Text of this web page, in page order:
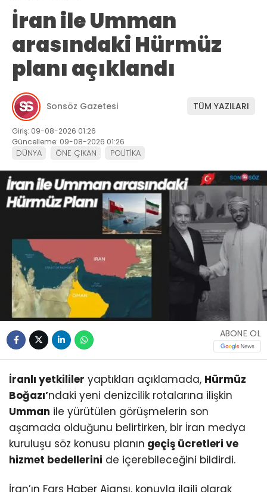
İran ile Umman
arasındaki Hürmüz
planı açıklandı
Sonsöz Gazetesi TÜM YAZILARI
Giriş: 09-08-2026 01:26
Güncelleme: 09-08-2026 01:26
DÜNYA ÖNE ÇIKAN POLİTİKA
ABONE OL
İranlı yetkililer yaptıkları açıklamada, Hürmüz
Boğazı’ndaki yeni denizcilik rotalarına ilişkin
Umman ile yürütülen görüşmelerin son
aşamada olduğunu belirtirken, bir İran medya
kuruluşu söz konusu planın geçiş ücretleri ve
hizmet bedellerini de içerebileceğini bildirdi.